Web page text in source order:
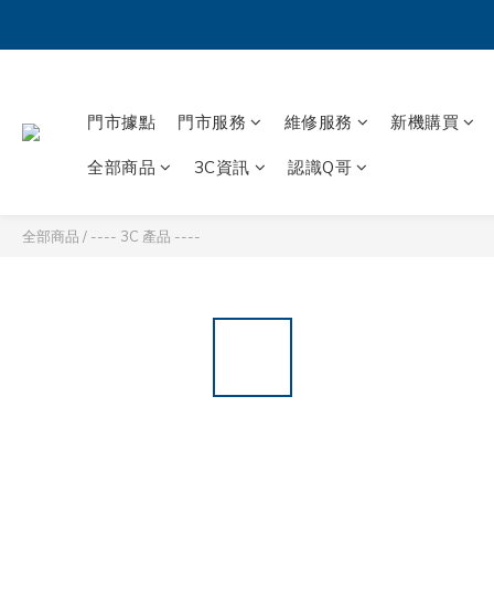
門市據點 門市服務 維修服務 新機購買
全部商品 3C資訊 認識Q哥
全部商品 / ---- 3C 產品 ----